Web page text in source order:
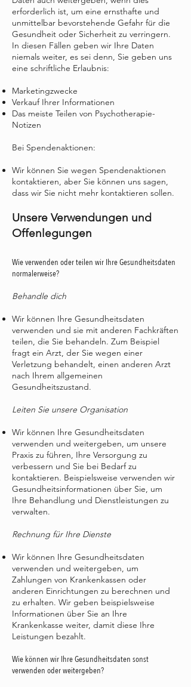
erforderlich ist, um eine ernsthafte und
unmittelbar bevorstehende Gefahr für die
Gesundheit oder Sicherheit zu verringern.
In diesen Fällen geben wir Ihre Daten
niemals weiter, es sei denn, Sie geben uns
eine schriftliche Erlaubnis:
Marketingzwecke
Verkauf Ihrer Informationen
Das meiste Teilen von Psychotherapie-
Notizen
Bei Spendenaktionen:
Wir können Sie wegen Spendenaktionen
kontaktieren, aber Sie können uns sagen,
dass wir Sie nicht mehr kontaktieren sollen.
Unsere Verwendungen und
Offenlegungen
Wie verwenden oder teilen wir Ihre Gesundheitsdaten
normalerweise?
Behandle dich
Wir können Ihre Gesundheitsdaten
verwenden und sie mit anderen Fachkräften
teilen, die Sie behandeln. Zum Beispiel
fragt ein Arzt, der Sie wegen einer
Verletzung behandelt, einen anderen Arzt
nach Ihrem allgemeinen
Gesundheitszustand.
Leiten Sie unsere Organisation
Wir können Ihre Gesundheitsdaten
verwenden und weitergeben, um unsere
Praxis zu führen, Ihre Versorgung zu
verbessern und Sie bei Bedarf zu
kontaktieren. Beispielsweise verwenden wir
Gesundheitsinformationen über Sie, um
Ihre Behandlung und Dienstleistungen zu
verwalten.
Rechnung für Ihre Dienste
Wir können Ihre Gesundheitsdaten
verwenden und weitergeben, um
Zahlungen von Krankenkassen oder
anderen Einrichtungen zu berechnen und
zu erhalten. Wir geben beispielsweise
Informationen über Sie an Ihre
Krankenkasse weiter, damit diese Ihre
Leistungen bezahlt.
Wie können wir Ihre Gesundheitsdaten sonst
verwenden oder weitergeben?